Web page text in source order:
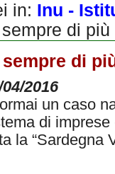
in: Inu -
sempre di
sempre di
04/2016
ormai un caso
di imprese
la “Sardegna